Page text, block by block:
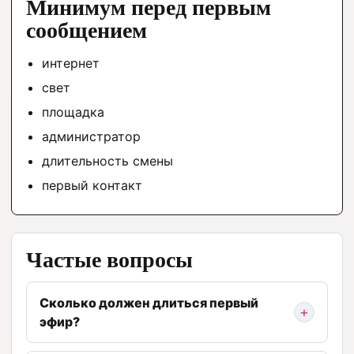
Минимум перед первым
сообщением
интернет
свет
площадка
администратор
длительность смены
первый контакт
Частые вопросы
Сколько должен длиться первый
эфир?